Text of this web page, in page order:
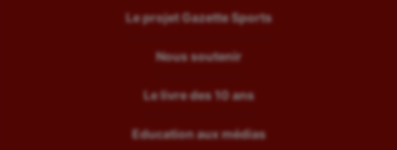
Le projet Gazette Sports
Nous soutenir
Le livre des 10 ans
Education aux médias